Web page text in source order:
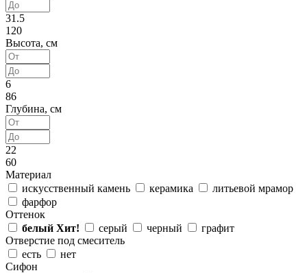
31.5
120
Высота, см
6
86
Глубина, см
22
60
Материал
искусственный камень
керамика
литьевой мрамор
фарфор
Оттенок
белый Хит! серый черный
графит
Отверстие под смеситель
есть
нет
Сифон